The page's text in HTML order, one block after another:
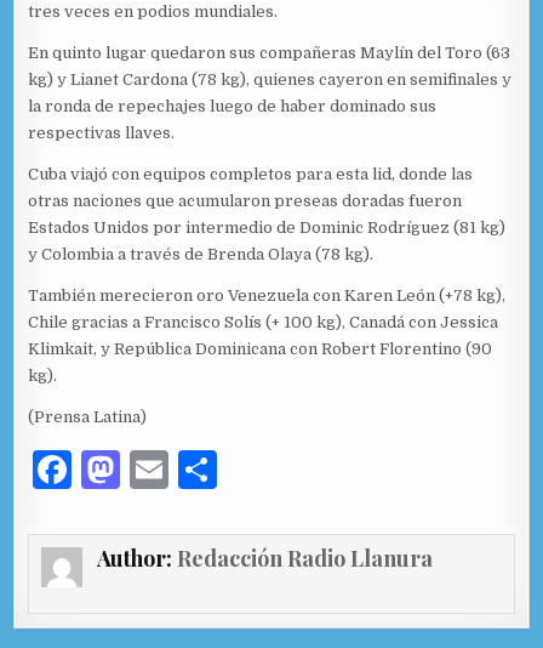
tres veces en podios mundiales.
En quinto lugar quedaron sus compañeras Maylín del Toro (63
kg) y Lianet Cardona (78 kg), quienes cayeron en semifinales y
la ronda de repechajes luego de haber dominado sus
respectivas llaves.
Cuba viajó con equipos completos para esta lid, donde las
otras naciones que acumularon preseas doradas fueron
Estados Unidos por intermedio de Dominic Rodríguez (81 kg)
y Colombia a través de Brenda Olaya (78 kg).
También merecieron oro Venezuela con Karen León (+78 kg),
Chile gracias a Francisco Solís (+ 100 kg), Canadá con Jessica
Klimkait, y República Dominicana con Robert Florentino (90
kg).
(Prensa Latina)
F
c
e
b
M
to
o
E
ai m
ar
Author: Redacción Radio Llanura